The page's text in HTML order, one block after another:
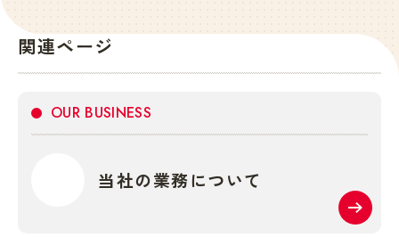
関連ページ
OUR BUSINESS
当社の業務について